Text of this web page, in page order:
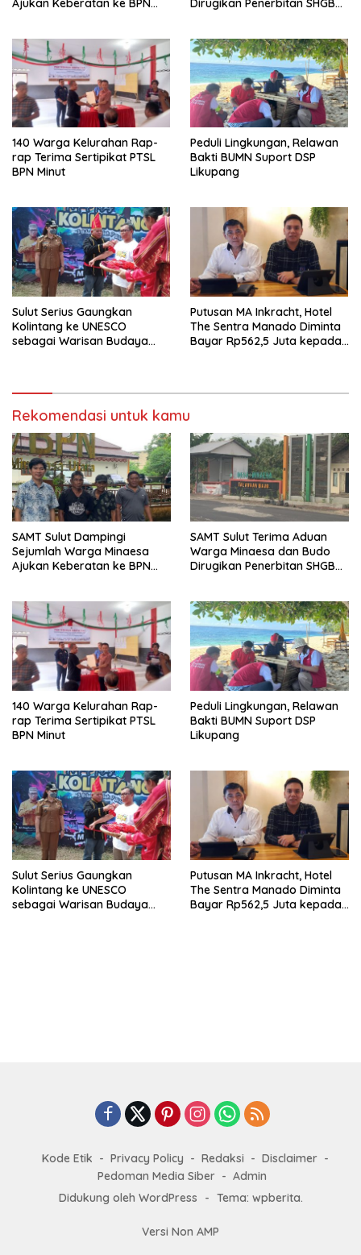
Ajukan Keberatan ke BPN
Dirugikan Penerbitan SHGB
140 Warga Kelurahan Rap-
rap Terima Sertipikat PTSL
BPN Minut
Peduli Lingkungan, Relawan
Bakti BUMN Suport DSP
Sulut Serius Gaungkan
Kolintang ke UNESCO
sebagai Warisan Budaya
Putusan MA Inkracht, Hotel
The Sentra Manado Diminta
Bayar Rp562,5 Juta kepada
Rekomendasi untuk kamu
SAMT Sulut Dampingi
Sejumlah Warga Minaesa
Ajukan Keberatan ke BPN
SAMT Sulut Terima Aduan
Warga Minaesa dan Budo
Dirugikan Penerbitan SHGB
140 Warga Kelurahan Rap-
rap Terima Sertipikat PTSL
BPN Minut
Peduli Lingkungan, Relawan
Bakti BUMN Suport DSP
Sulut Serius Gaungkan
Kolintang ke UNESCO
sebagai Warisan Budaya
Putusan MA Inkracht, Hotel
The Sentra Manado Diminta
Bayar Rp562,5 Juta kepada
Kode Etik Privacy Policy Redaksi
Disclaimer
Pedoman Media Siber
Admin
Didukung oleh WordPress
- Tema: wpberita.
Versi Non AMP